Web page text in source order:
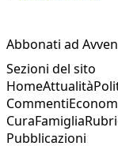
Abbonati ad
Sezioni del sito
HomeAttualità
Commenti
CuraFamiglia
Pubblicazioni